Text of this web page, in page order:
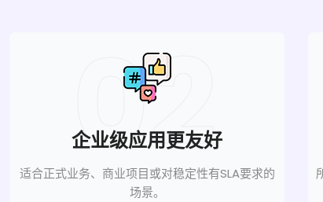
02
企业级应用更友好
适合正式业务、商业项目或对稳定性有SLA要求的
场景。